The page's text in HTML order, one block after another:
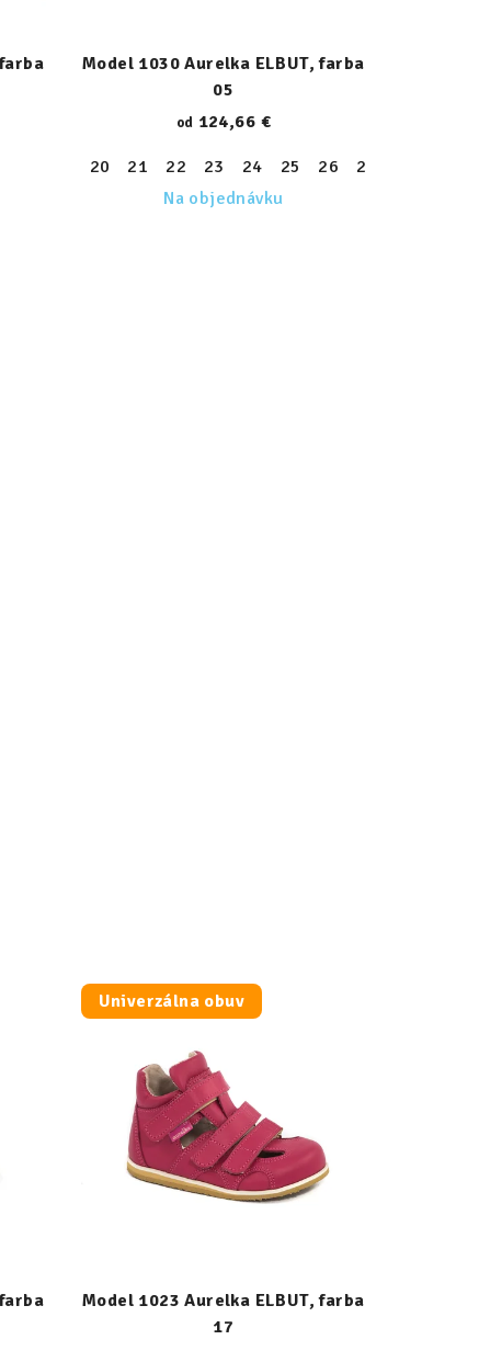
37 38
39
Model 1030 Aurelka ELBUT, farba
05
od 124,66 €
20 21 22 23 24 25 26 27
Na objednávku
Univerzálna obuv
Model 1023 Aurelka ELBUT, farba
17